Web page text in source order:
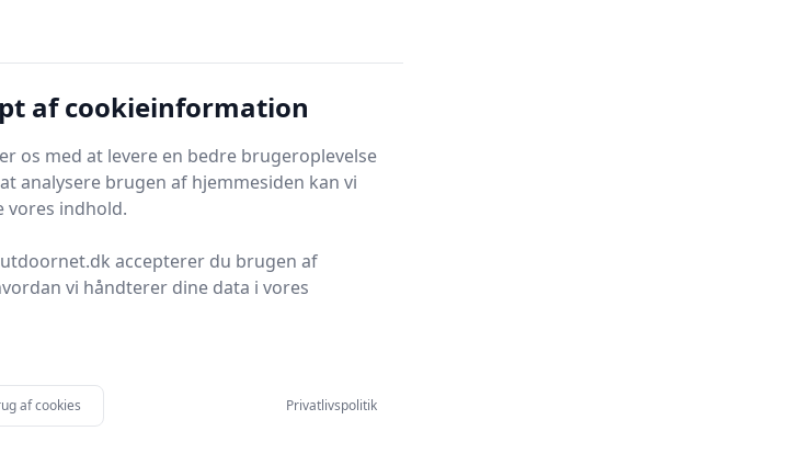
vand og tørrer
træk.
lad den stå natten over.
der kræver mere systematisk
af cookieinformation
os med at levere en bedre brugeroplevelse
analysere brugen af hjemmesiden kan vi
indhold.
accepterer du brugen af
vi håndterer dine data i vores
af cookies Privatlivspolitik